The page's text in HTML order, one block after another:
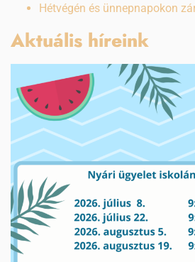
Hétvégén és ünnepnapokon
Aktuális híreink